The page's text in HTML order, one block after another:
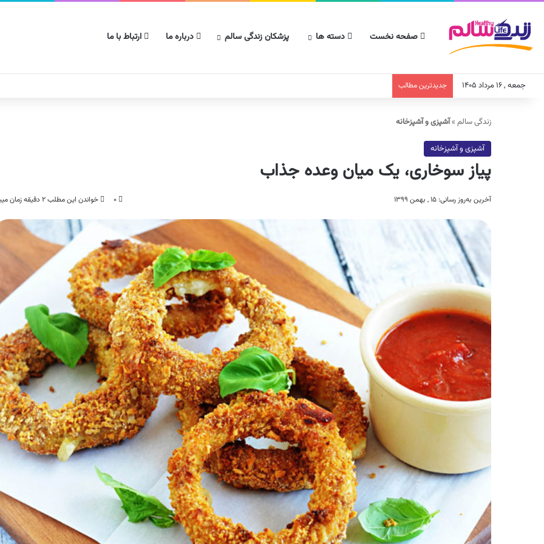
صفحه نخست دسته ها پزشکان زندگی سالم درباره ما ارتباط با ما
جمعه , ۱۶ مرداد ۱۴۰۵ جدیدترین مطالب
زندگی سالم »آشپزی و آشپزخانه
آشپزی و آشپزخانه
پیاز سوخاری، یک میان وعده جذاب
آخرین به‌روز رسانی: ۱۵ , بهمن ۱۳۹۹ ۰ خواندن این مطلب ۲ دقیقه زمان میبرد